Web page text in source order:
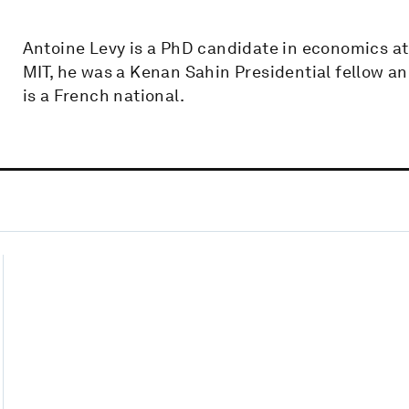
Antoine Levy is a PhD candidate in economics
MIT, he was a Kenan Sahin Presidential fellow
is a French national.